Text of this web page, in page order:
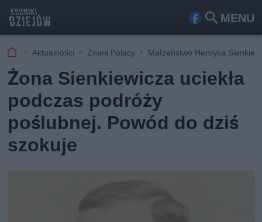
MENU
Fa
ook
Szu
Aktualności Znani Polacy Małżeństwo Henryka
Żona Sienkiewicza uciekła
podczas podróży
poślubnej. Powód do dziś
szokuje